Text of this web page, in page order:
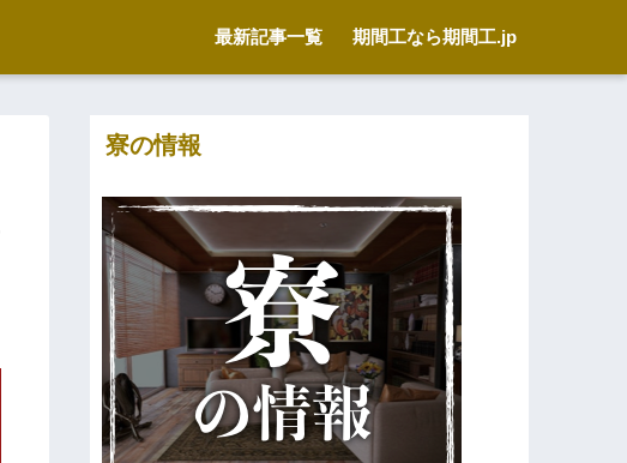
最新記事一覧 期間工なら期間工.jp
寮の情報